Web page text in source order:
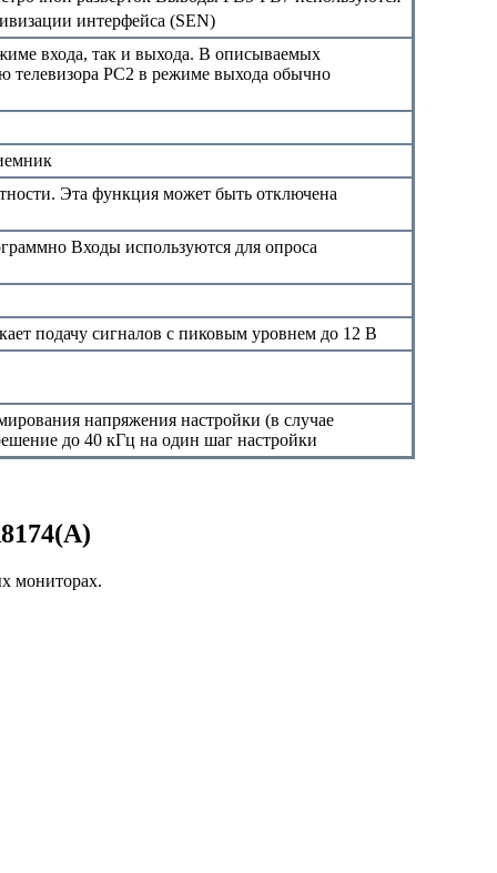
интерфейса (SEN)
входа, так и выхода. В описываемых
телевизора PC2 в режиме выхода обычно
Эта функция может быть отключена
Входы используются для опроса
подачу сигналов с пиковым уровнем до 12 В
напряжения настройки (в случае
до 40 кГц на один шаг настройки
мониторах.